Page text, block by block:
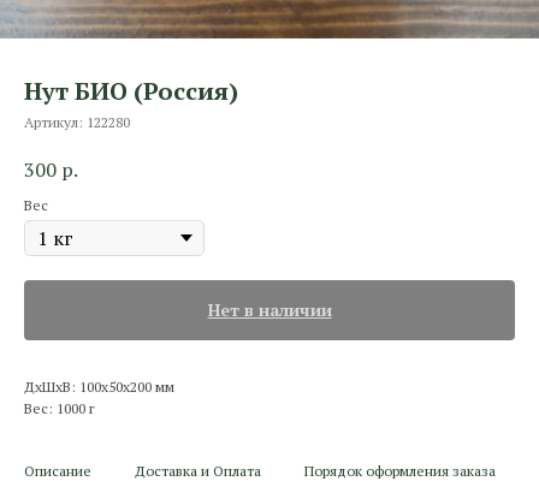
Нут БИО (Россия)
Артикул: 122280
300 р.
Вес
Нет в наличии
ДxШxВ: 100x50x200 мм
Вес: 1000 г
Описание Доставка и Оплата Порядок оформления заказа